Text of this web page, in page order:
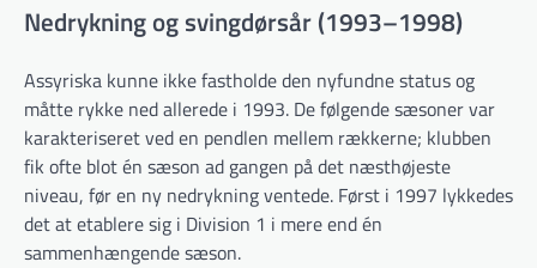
Nedrykning og svingdørsår (1993–1998)
Assyriska kunne ikke fastholde den nyfundne status og
måtte rykke ned allerede i 1993. De følgende sæsoner var
karakteriseret ved en pendlen mellem rækkerne; klubben
fik ofte blot én sæson ad gangen på det næsthøjeste
niveau, før en ny nedrykning ventede. Først i 1997 lykkedes
det at etablere sig i Division 1 i mere end én
sammenhængende sæson.